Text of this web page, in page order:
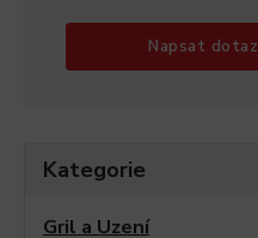
Napsat dotaz
Kategorie
Gril a Uzení